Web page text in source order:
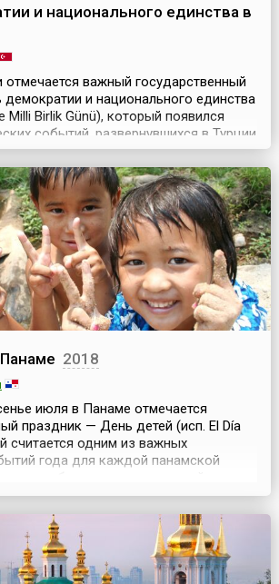
и национального единства в
отмечается важный государственный
и национального единства
Milli Birlik Günü), который появился
событий, развернувшихся в Турции
этот день в 2016 году в Турции
военного переворота. Недовольная
Турции Реджепа Тайипа
организовала и нач...
2018
июля в Панаме отмечается
праздник — День детей (исп. El Día
считается одним из важных
года для каждой панамской
день делает их взрослыми, ведь
день может занять место
в этот праздник ребенок может на